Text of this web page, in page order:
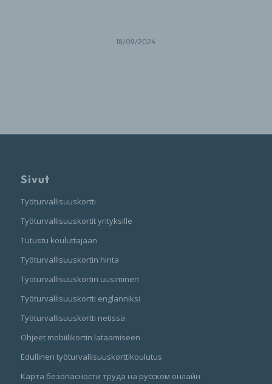
18/09/2024
Sivut
Työturvallisuuskortti
Työturvallisuuskortit yrityksille
Tutustu kouluttajaan
Työturvallisuuskortin hinta
Työturvallisuuskortin uusiminen
Työturvallisuuskortti englanniksi
Työturvallisuuskortti netissä
Ohjeet mobiilikortin lataamiseen
Edullinen työturvallisuuskorttikoulutus
Карта безопасности труда на русском онлайн